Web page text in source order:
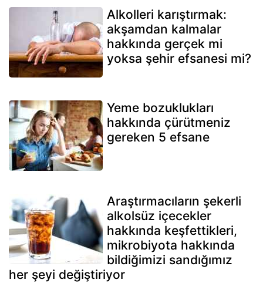
Alkolleri karıştırmak:
akşamdan kalmalar
hakkında gerçek mi
yoksa şehir efsanesi mi?
Yeme bozuklukları
hakkında çürütmeniz
gereken 5 efsane
Araştırmacıların şekerli
alkolsüz içecekler
hakkında keşfettikleri,
mikrobiyota hakkında
bildiğimizi sandığımız
her şeyi değiştiriyor